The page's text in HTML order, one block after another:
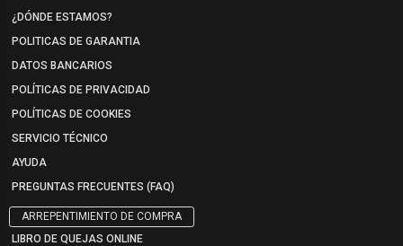
¿DÓNDE ESTAMOS?
POLITICAS DE GARANTIA
DATOS BANCARIOS
POLÍTICAS DE PRIVACIDAD
POLÍTICAS DE COOKIES
SERVICIO TÉCNICO
AYUDA
PREGUNTAS FRECUENTES (FAQ)
ARREPENTIMIENTO DE COMPRA
LIBRO DE QUEJAS ONLINE